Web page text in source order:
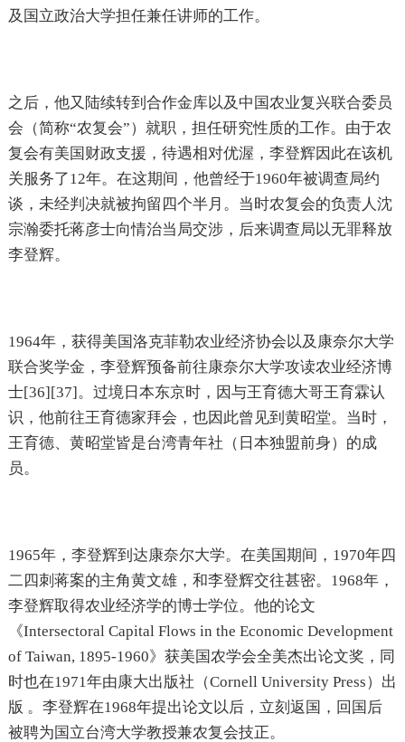
及国立政治大学担任兼任讲师的工作。
之后，他又陆续转到合作金库以及中国农业复兴联合委员
会（简称“农复会”）就职，担任研究性质的工作。由于农
复会有美国财政支援，待遇相对优渥，李登辉因此在该机
关服务了12年。在这期间，他曾经于1960年被调查局约
谈，未经判决就被拘留四个半月。当时农复会的负责人沈
宗瀚委托蒋彦士向情治当局交涉，后来调查局以无罪释放
李登辉。
1964年，获得美国洛克菲勒农业经济协会以及康奈尔大学
联合奖学金，李登辉预备前往康奈尔大学攻读农业经济博
士[36][37]。过境日本东京时，因与王育德大哥王育霖认
识，他前往王育德家拜会，也因此曾见到黄昭堂。当时，
王育德、黄昭堂皆是台湾青年社（日本独盟前身）的成
员。
1965年，李登辉到达康奈尔大学。在美国期间，1970年四
二四刺蒋案的主角黄文雄，和李登辉交往甚密。1968年，
李登辉取得农业经济学的博士学位。他的论文
《Intersectoral Capital Flows in the Economic Development
of Taiwan, 1895-1960》获美国农学会全美杰出论文奖，同
时也在1971年由康大出版社（Cornell University Press）出
版 。李登辉在1968年提出论文以后，立刻返国，回国后
被聘为国立台湾大学教授兼农复会技正。